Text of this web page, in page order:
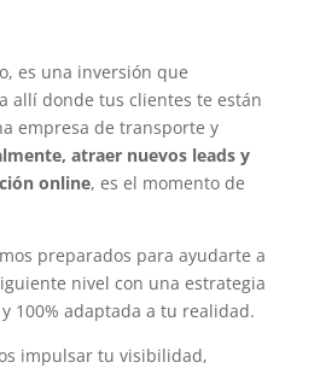
es una inversión que
allí donde tus clientes te están
empresa de transporte y
atraer nuevos leads y
online, es el momento de
preparados para ayudarte a
nivel con una estrategia
100% adaptada a tu realidad.
impulsar tu visibilidad,